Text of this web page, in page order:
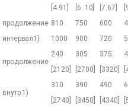
[4.91] [6. 10] [7.67]
продолжение 810 750 600
интервал1) 1000 900 720
продолжение
240 305 375
[2120] [2700] [3320]
внутр.1)
310 390 490
[2740]
[3450] [4340]